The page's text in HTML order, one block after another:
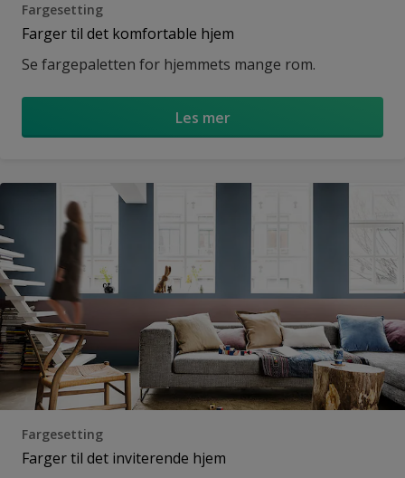
Fargesetting
Farger til det komfortable hjem
Se fargepaletten for hjemmets mange rom.
Les mer
Fargesetting
Farger til det inviterende hjem